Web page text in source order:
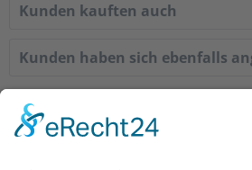
Kunden kauften auch
Kunden haben sich ebenfalls
Service Hotline